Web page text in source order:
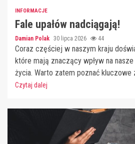
INFORMACJE
Fale upałów nadciągają!
Damian Polak 30 lipca 2026 44
Coraz częściej w naszym kraju
które mają znaczący wpływ na
życia. Warto zatem poznać kluczowe
Czytaj dalej